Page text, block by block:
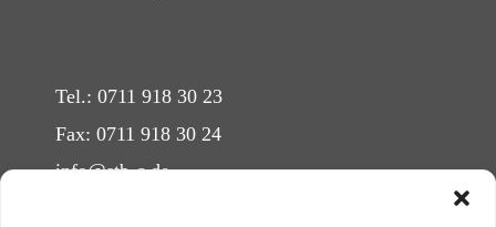
Tel.: 0711 918 30 23
Fax: 0711 918 30 24
info@stb-c.de